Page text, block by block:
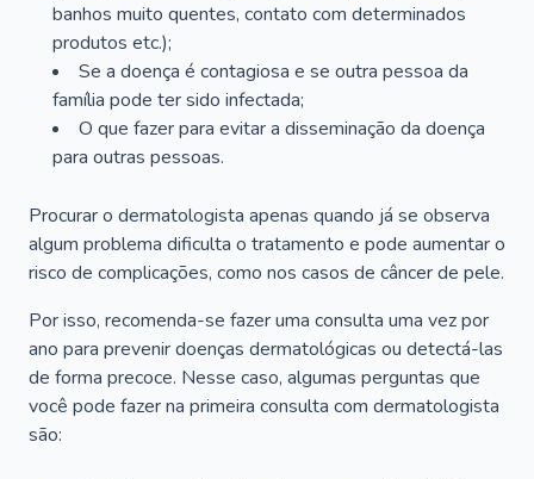
banhos muito quentes, contato com determinados
produtos etc.);
Se a doença é contagiosa e se outra pessoa da
família pode ter sido infectada;
O que fazer para evitar a disseminação da doença
para outras pessoas.
Procurar o dermatologista apenas quando já se observa
algum problema dificulta o tratamento e pode aumentar o
risco de complicações, como nos casos de câncer de pele.
Por isso, recomenda-se fazer uma consulta uma vez por
ano para prevenir doenças dermatológicas ou detectá-las
de forma precoce. Nesse caso, algumas perguntas que
você pode fazer na primeira consulta com dermatologista
são: